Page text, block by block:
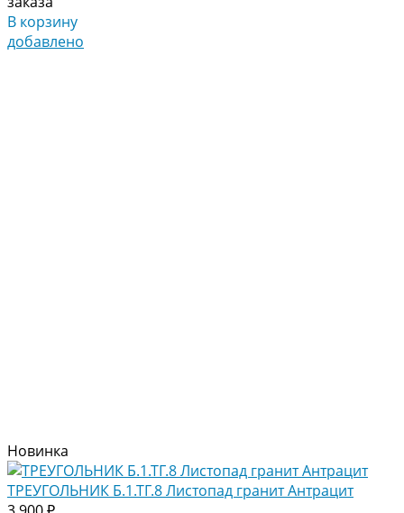
В корзину
добавлено
Новинка
ТРЕУГОЛЬНИК Б.1.ТГ.8 Листопад гранит Антрацит